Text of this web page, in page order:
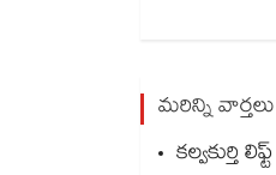
మరిన్ని వార్తలు
కల్వకుర్తి